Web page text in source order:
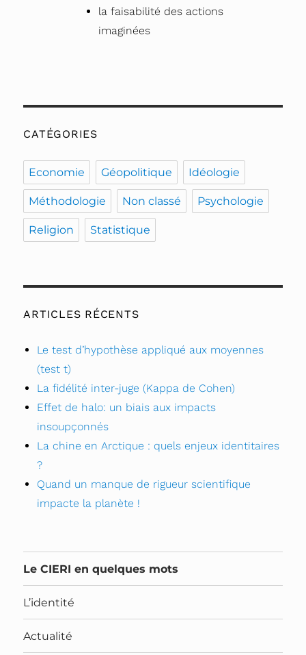
la faisabilité des actions
imaginées
CATÉGORIES
Economie Géopolitique Idéologie
Méthodologie Non classé Psychologie
Religion Statistique
ARTICLES RÉCENTS
Le test d’hypothèse appliqué aux moyennes
(test t)
La fidélité inter-juge (Kappa de Cohen)
Effet de halo: un biais aux impacts
insoupçonnés
La chine en Arctique : quels enjeux identitaires
?
Quand un manque de rigueur scientifique
impacte la planète !
Le CIERI en quelques mots
L’identité
Actualité